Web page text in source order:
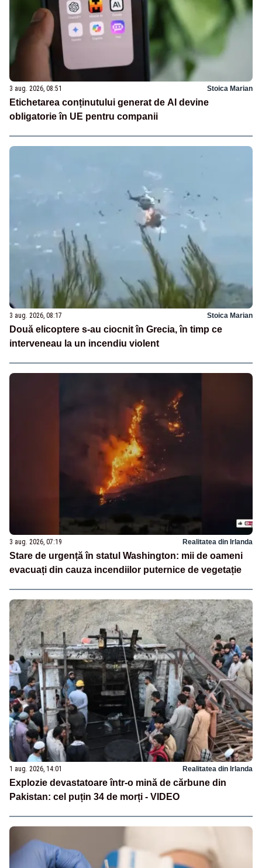
3 aug. 2026, 08:51 Stoica Marian
Etichetarea conținutului generat de AI devine
obligatorie în UE pentru companii
3 aug. 2026, 08:17 Stoica Marian
Două elicoptere s-au ciocnit în Grecia, în timp ce
interveneau la un incendiu violent
3 aug. 2026, 07:19 Realitatea din Irlanda
Stare de urgență în statul Washington: mii de oameni
evacuați din cauza incendiilor puternice de vegetație
1 aug. 2026, 14:01 Realitatea din Irlanda
Explozie devastatoare într-o mină de cărbune din
Pakistan: cel puțin 34 de morți - VIDEO